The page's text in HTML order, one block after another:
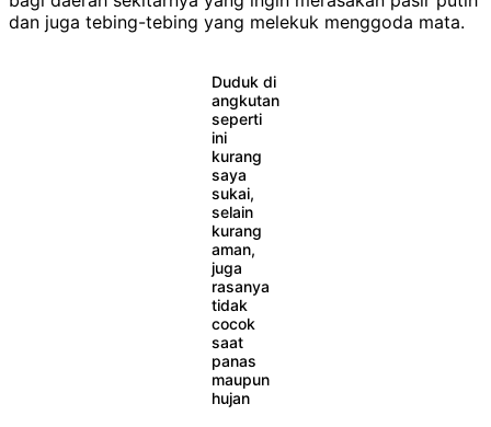
dan juga tebing-tebing yang melekuk menggoda mata.
Duduk di
angkutan
seperti
ini
kurang
saya
sukai,
selain
kurang
aman,
juga
rasanya
tidak
cocok
saat
panas
maupun
hujan